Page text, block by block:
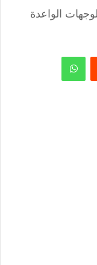
الواعدة
واتساب